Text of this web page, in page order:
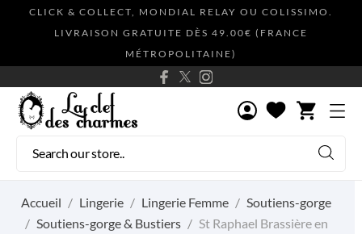
CLICK & COLLECT, MONDIAL RELAY OU COLISSIMO.
LIVRAISON GRATUITE DÈS 49.00€ (FRANCE
MÉTROPOLITAINE)
shopping_cart
Accueil Lingerie Lingerie Femme
Soutiens-gorge
Soutiens-gorge & Bustiers
St Raphael Brassière en